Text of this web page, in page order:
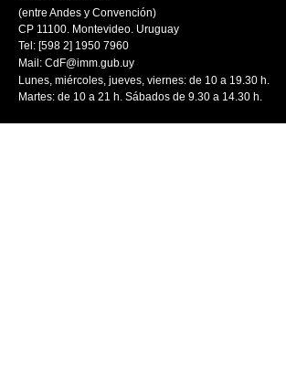
(entre Andes y Convención)
CP 11100. Montevideo. Uruguay
Tel: [598 2] 1950 7960
Mail: CdF@imm.gub.uy
Lunes, miércoles, jueves, viernes: de 10 a 19.30 h.
Martes: de 10 a 21 h. Sábados de 9.30 a 14.30 h.